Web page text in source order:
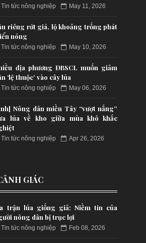
Tin tức nông nghiệp May 11, 2026
riêng rớt giá, lộ khoảng trống phát
nóng
Tin tức nông nghiệp May 10, 2026
địa phương ĐBSCL muốn giảm
‘lệ thuộc’ vào cây lúa
Tin tức nông nghiệp May 06, 2026
Nông dân miền Tây “vượt nắng”
lúa về kho giữa mùa khô khắc
Tin tức nông nghiệp Apr 26, 2026
GIÁC
trận lúa giống giả: Niềm tin của
nông dân bị trục lợi
Tin tức nông nghiệp Feb 08, 2026